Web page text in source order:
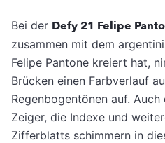
Bei der Defy 21 Felipe
zusammen mit dem
Felipe Pantone kreiert hat,
Brücken einen Farbverlauf
Regenbogentönen auf.
Zeiger, die Indexe und
Zifferblatts schimmern in